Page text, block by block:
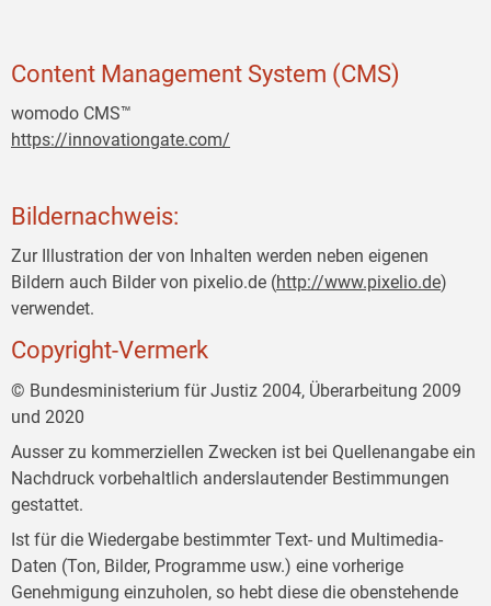
Content Management System (CMS)
womodo CMS™
https://innovationgate.com/
Bildernachweis:
Zur Illustration der von Inhalten werden neben eigenen
Bildern auch Bilder von pixelio.de (http://www.pixelio.de)
verwendet.
Copyright-Vermerk
© Bundesministerium für Justiz 2004, Überarbeitung 2009
und 2020
Ausser zu kommerziellen Zwecken ist bei Quellenangabe ein
Nachdruck vorbehaltlich anderslautender Bestimmungen
gestattet.
Ist für die Wiedergabe bestimmter Text- und Multimedia-
Daten (Ton, Bilder, Programme usw.) eine vorherige
Genehmigung einzuholen, so hebt diese die obenstehende